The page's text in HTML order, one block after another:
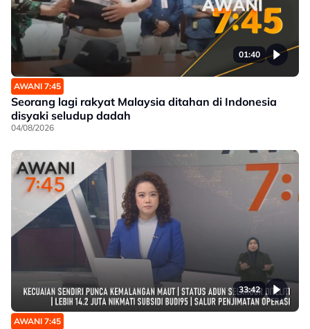
01:40
AWANI 7:45
Seorang lagi rakyat Malaysia ditahan di Indonesia
disyaki seludup dadah
04/08/2026
33:42
AWANI 7:45